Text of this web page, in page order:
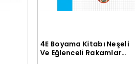
Sepete Ekle
4E Boyama Kitabı Neşeli
Ve Eğlenceli Rakamlar